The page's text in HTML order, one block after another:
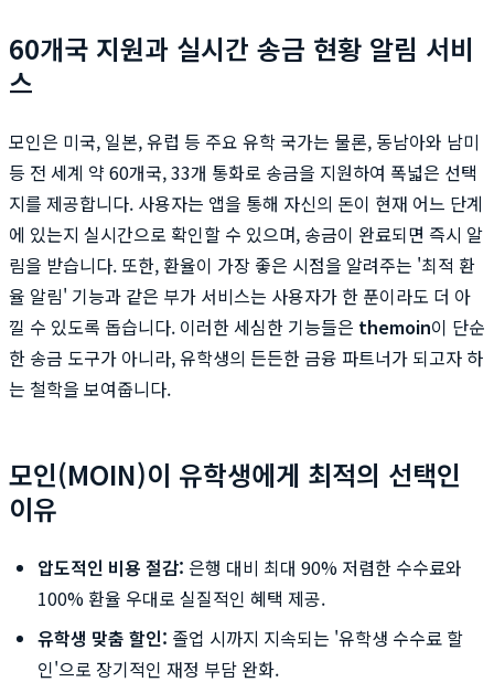
60개국 지원과 실시간 송금 현황 알림 서비
스
모인은 미국, 일본, 유럽 등 주요 유학 국가는 물론, 동남아와 남미
등 전 세계 약 60개국, 33개 통화로 송금을 지원하여 폭넓은 선택
지를 제공합니다. 사용자는 앱을 통해 자신의 돈이 현재 어느 단계
에 있는지 실시간으로 확인할 수 있으며, 송금이 완료되면 즉시 알
림을 받습니다. 또한, 환율이 가장 좋은 시점을 알려주는 '최적 환
율 알림' 기능과 같은 부가 서비스는 사용자가 한 푼이라도 더 아
낄 수 있도록 돕습니다. 이러한 세심한 기능들은 themoin이 단순
한 송금 도구가 아니라, 유학생의 든든한 금융 파트너가 되고자 하
는 철학을 보여줍니다.
모인(MOIN)이 유학생에게 최적의 선택인
이유
압도적인 비용 절감: 은행 대비 최대 90% 저렴한 수수료와
100% 환율 우대로 실질적인 혜택 제공.
유학생 맞춤 할인: 졸업 시까지 지속되는 '유학생 수수료 할
인'으로 장기적인 재정 부담 완화.